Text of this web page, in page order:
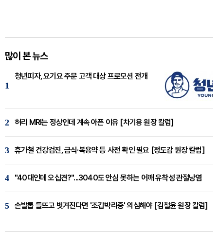
많이 본 뉴스
1
청년피자, 요기요 주문 고객 대상 프로모션 전개
2 허리 MRI는 정상인데 계속 아픈 이유 [차기용 원장 칼럼]
3 휴가철 건강검진, 금식·복용약 등 사전 확인 필요 [정도감 원장 칼럼]
4 "40대인데 오십견?"...3040도 안심 못하는 어깨 유착성 관절낭염
5 손발톱 들뜨고 벗겨진다면 '조갑박리증' 의심해야 [김철윤 원장 칼럼]